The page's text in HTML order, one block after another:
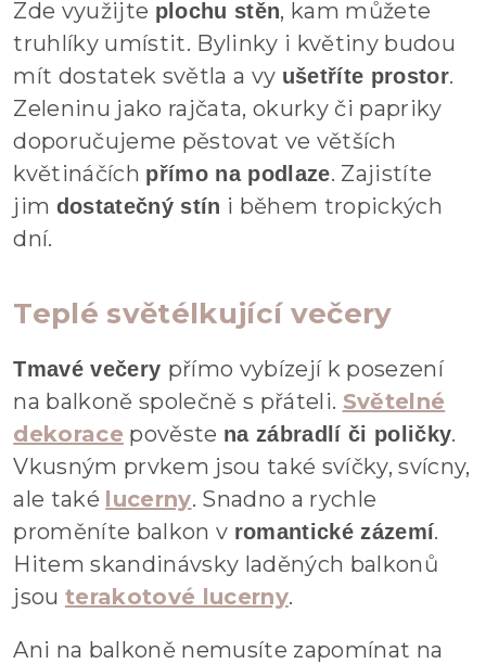
Zde využijte plochu stěn, kam můžete
truhlíky umístit. Bylinky i květiny budou
mít dostatek světla a vy ušetříte prostor.
Zeleninu jako rajčata, okurky či papriky
doporučujeme pěstovat ve větších
květináčích přímo na podlaze. Zajistíte
jim dostatečný stín i během tropických
dní.
Teplé světélkující večery
Tmavé večery přímo vybízejí k posezení
na balkoně společně s přáteli. Světelné
dekorace pověste na zábradlí či poličky.
Vkusným prvkem jsou také svíčky, svícny,
ale také lucerny. Snadno a rychle
proměníte balkon v romantické zázemí.
Hitem skandinávsky laděných balkonů
jsou terakotové lucerny.
Ani na balkoně nemusíte zapomínat na